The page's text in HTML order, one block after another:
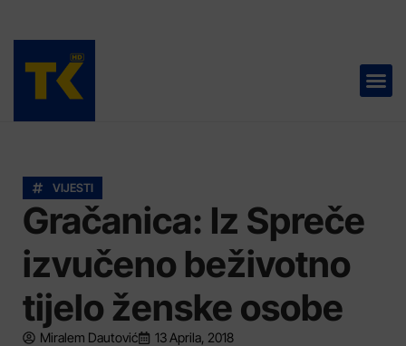
VIJESTI
Gračanica: Iz Spreče
izvučeno beživotno
tijelo ženske osobe
Miralem Dautović 13 Aprila, 2018